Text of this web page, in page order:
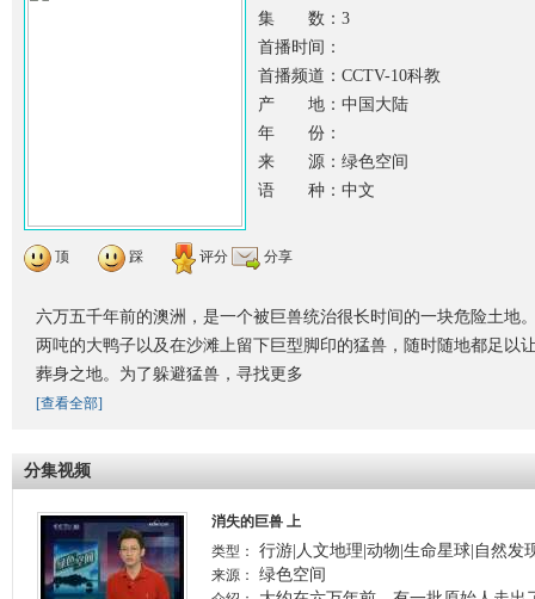
集 数：3
首播时间：
首播频道：CCTV-10科教
产 地：中国大陆
年 份：
来 源：绿色空间
语 种：中文
顶 踩 评分 分享
六万五千年前的澳洲，是一个被巨兽统治很长时间的一块危险土地
两吨的大鸭子以及在沙滩上留下巨型脚印的猛兽，随时随地都足以
葬身之地。为了躲避猛兽，寻找更多
[查看全部]
分集视频
消失的巨兽 上
类型：
行游|人文地理|动物|生命星球|自然发
来源： 绿色空间